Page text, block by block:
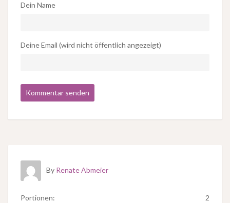
Dein Name
Deine Email (wird nicht öffentlich angezeigt)
By Renate Abmeier
Portionen: 2